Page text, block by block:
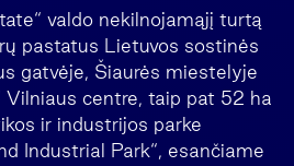
valdo nekilnojamąjį turtą
pastatus Lietuvos sostinės
gatvėje, Šiaurės miestelyje
Vilniaus centre, taip pat 52 ha
ir industrijos parke
Industrial Park“, esančiame